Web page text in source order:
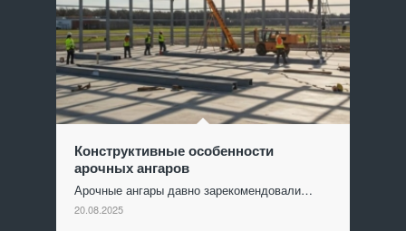
Конструктивные особенности
арочных ангаров
Арочные ангары давно зарекомендовали…
20.08.2025